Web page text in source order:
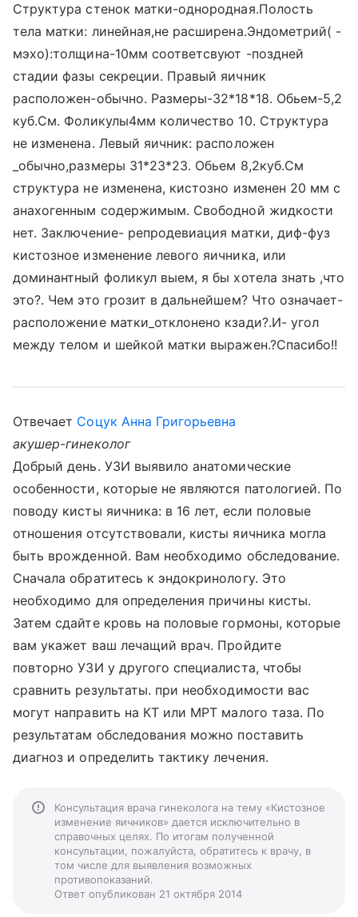
Структура стенок матки-однородная.Полость
тела матки: линейная,не расширена.Эндометрий( -
мэхо):толщина-10мм соответсвуют -поздней
стадии фазы секреции. Правый яичник
расположен-обычно. Размеры-32*18*18. Обьем-5,2
куб.См. Фоликулы4мм количество 10. Структура
не изменена. Левый яичник: расположен
_обычно,размеры 31*23*23. Обьем 8,2куб.См
структура не изменена, кистозно изменен 20 мм с
анахогенным содержимым. Свободной жидкости
нет. Заключение- репродевиация матки, диф-фуз
кистозное изменение левого яичника, или
доминантный фоликул выем, я бы хотела знать ,что
это?. Чем это грозит в дальнейшем? Что означает-
расположение матки_отклонено кзади?.И- угол
между телом и шейкой матки выражен.?Спасибо!!
Отвечает Соцук Анна Григорьевна
акушер-гинеколог
Добрый день. УЗИ выявило анатомические
особенности, которые не являются патологией. По
поводу кисты яичника: в 16 лет, если половые
отношения отсутствовали, кисты яичника могла
быть врожденной. Вам необходимо обследование.
Сначала обратитесь к эндокринологу. Это
необходимо для определения причины кисты.
Затем сдайте кровь на половые гормоны, которые
вам укажет ваш лечащий врач. Пройдите
повторно УЗИ у другого специалиста, чтобы
сравнить результаты. при необходимости вас
могут направить на КТ или МРТ малого таза. По
результатам обследования можно поставить
диагноз и определить тактику лечения.
Консультация врача гинеколога на тему «Кистозное
изменение яичников» дается исключительно в
справочных целях. По итогам полученной
консультации, пожалуйста, обратитесь к врачу, в
том числе для выявления возможных
противопоказаний.
Ответ опубликован 21 октября 2014